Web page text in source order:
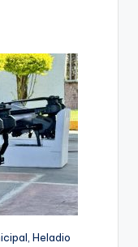
Heladio